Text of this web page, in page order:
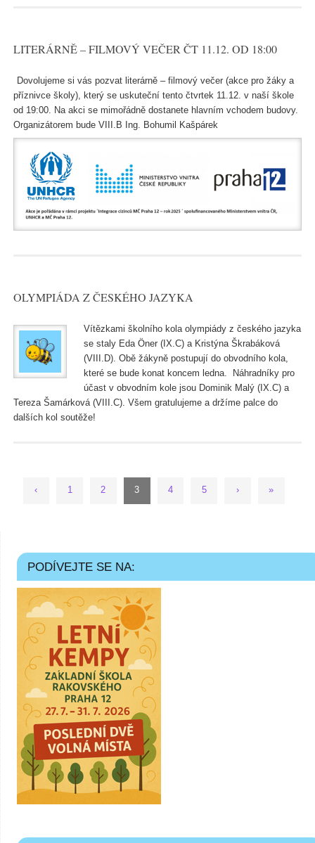
LITERÁRNĚ – FILMOVÝ VEČER ČT 11.12. OD 18:00
Dovolujeme si vás pozvat literárně – filmový večer (akce pro žáky a
příznivce školy), který se uskuteční tento čtvrtek 11.12. v naší škole
od 19:00. Na akci se mimořádně dostanete hlavním vchodem budovy.
Organizátorem bude VIII.B Ing. Bohumil Kašpárek
OLYMPIÁDA Z ČESKÉHO JAZYKA
Vítězkami školního kola olympiády z českého jazyka
se staly Eda Öner (IX.C) a Kristýna Škrabáková
(VIII.D). Obě žákyně postupují do obvodního kola,
které se bude konat koncem ledna. Náhradníky pro
účast v obvodním kole jsou Dominik Malý (IX.C) a
Tereza Šamárková (VIII.C). Všem gratulujeme a držíme palce do
dalších kol soutěže!
‹ 1 2 3 4 5 › »
PODÍVEJTE SE NA: